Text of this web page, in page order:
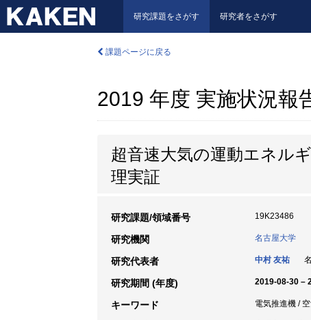
研究課題をさがす 研究者をさがす
課題ページに戻る
2019 年度 実施状況報
超音速大気の運動エネル
理実証
研究課題/領域番号 19K23486
研究機関 名古屋大学
研究代表者 中村 友祐
研究期間 (年度) 2019-08-30 –
キーワード 電気推進機 /